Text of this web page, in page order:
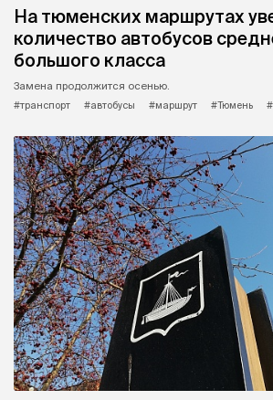
На тюменских маршрутах
количество автобусов
большого класса
Замена продолжится осенью.
#транспорт
#автобусы #маршрут #Тюмень